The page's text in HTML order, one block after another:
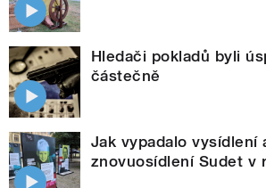
Hledači pokladů byli
částečně
Jak vypadalo vysídlení
znovuosídlení Sudet v